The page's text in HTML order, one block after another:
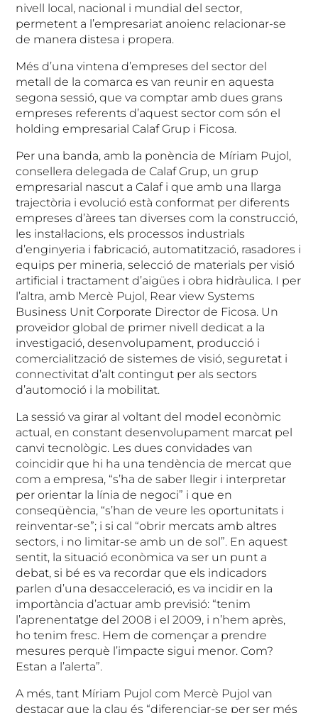
nivell local, nacional i mundial del sector,
permetent a l’empresariat anoienc relacionar-se
de manera distesa i propera.
Més d’una vintena d’empreses del sector del
metall de la comarca es van reunir en aquesta
segona sessió, que va comptar amb dues grans
empreses referents d’aquest sector com són el
holding empresarial Calaf Grup i Ficosa.
Per una banda, amb la ponència de Míriam Pujol,
consellera delegada de Calaf Grup, un grup
empresarial nascut a Calaf i que amb una llarga
trajectòria i evolució està conformat per diferents
empreses d’àrees tan diverses com la construcció,
les instal·lacions, els processos industrials
d’enginyeria i fabricació, automatització, rasadores i
equips per mineria, selecció de materials per visió
artificial i tractament d’aigües i obra hidràulica. I per
l’altra, amb Mercè Pujol, Rear view Systems
Business Unit Corporate Director de Ficosa. Un
proveïdor global de primer nivell dedicat a la
investigació, desenvolupament, producció i
comercialització de sistemes de visió, seguretat i
connectivitat d’alt contingut per als sectors
d’automoció i la mobilitat.
La sessió va girar al voltant del model econòmic
actual, en constant desenvolupament marcat pel
canvi tecnològic. Les dues convidades van
coincidir que hi ha una tendència de mercat que
com a empresa, “s’ha de saber llegir i interpretar
per orientar la línia de negoci” i que en
conseqüència, “s’han de veure les oportunitats i
reinventar-se”; i si cal “obrir mercats amb altres
sectors, i no limitar-se amb un de sol”. En aquest
sentit, la situació econòmica va ser un punt a
debat, si bé es va recordar que els indicadors
parlen d’una desacceleració, es va incidir en la
importància d’actuar amb previsió: “tenim
l’aprenentatge del 2008 i el 2009, i n’hem après,
ho tenim fresc. Hem de començar a prendre
mesures perquè l’impacte sigui menor. Com?
Estan a l’alerta”.
A més, tant Míriam Pujol com Mercè Pujol van
destacar que la clau és “diferenciar-se per ser més